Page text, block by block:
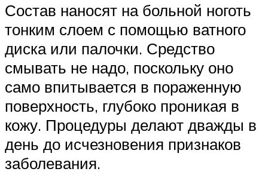
Состав наносят на больной ноготь
тонким слоем с помощью ватного
диска или палочки. Средство
смывать не надо, поскольку оно
само впитывается в пораженную
поверхность, глубоко проникая в
кожу. Процедуры делают дважды в
день до исчезновения признаков
заболевания.